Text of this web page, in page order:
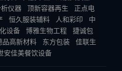
仪器 顶新容器再生
正点电
恒久服装辅料 人和彩印
中
设备 博雅生物工程
捷诚包
品高新材料 东方包装
佳联生
安佳美餐饮设备